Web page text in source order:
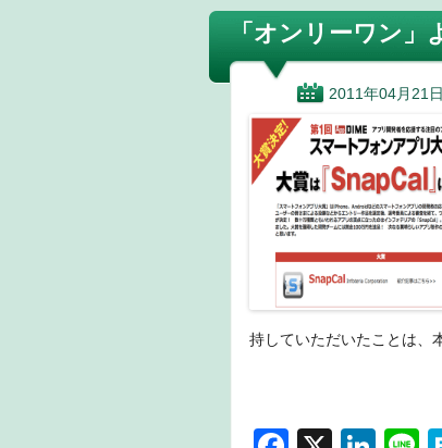
e
b
o
o
k
e
dI
n
「オンリーワン」
2011年04月21
持していただいたことは、